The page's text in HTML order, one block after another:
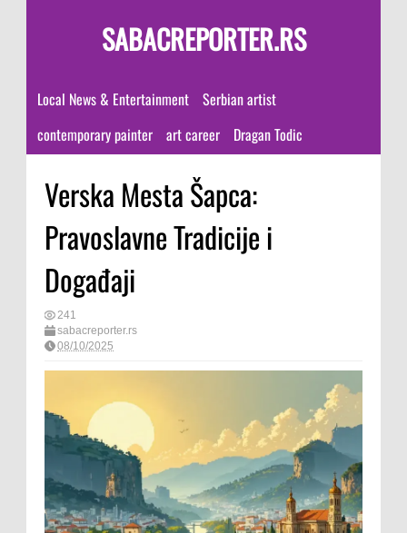
SABACREPORTER.RS
Local News & Entertainment
Serbian artist
contemporary painter
art career Dragan Todic
Verska Mesta Šapca:
Pravoslavne Tradicije i
Događaji
241
sabacreporter.rs
08/10/2025